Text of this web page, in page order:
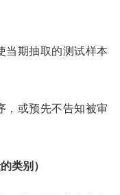
当期抽取的测试样本
，或预先不告知被审
类别）